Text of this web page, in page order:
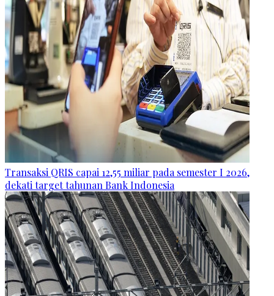
Transaksi QRIS capai 12,55 miliar pada semester I 2026,
dekati target tahunan Bank Indonesia